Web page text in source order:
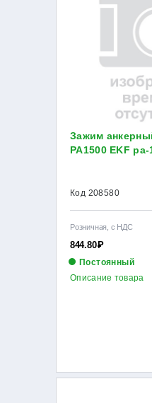
Зажим
PA1500 EKF pa-
Код 208580
Розничная, с НДС
844.80Р
Постоянный
Описание товара